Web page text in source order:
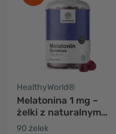
HealthyWorld®
Melatonina 1 mg –
żelki z naturalnym
hormonem
90 żelek